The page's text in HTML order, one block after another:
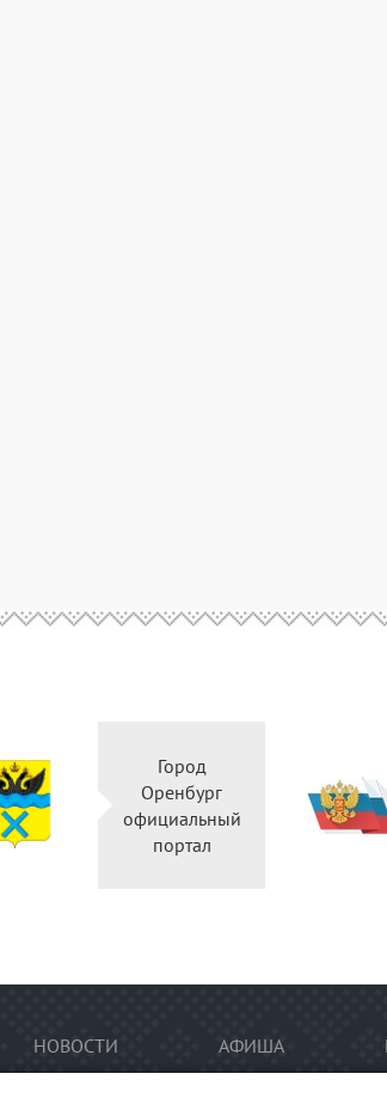
Город
Оренбург
официальный
портал
НОВОСТИ АФИША